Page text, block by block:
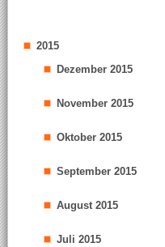
2015
Dezember 2015
November 2015
Oktober 2015
September 2015
August 2015
Juli 2015